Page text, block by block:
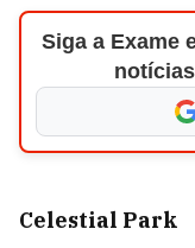
Siga a Exame
Celestial Park